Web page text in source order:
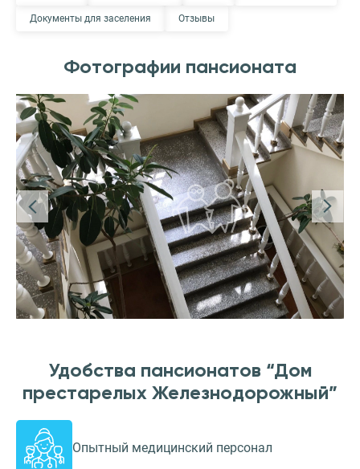
Документы для заселения Отзывы
Фотографии пансионата
Удобства пансионатов “Дом
престарелых Железнодорожный”
Опытный медицинский персонал